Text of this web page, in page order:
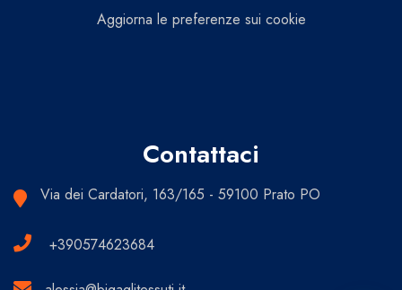
Aggiorna le preferenze sui cookie
Contattaci
Via dei Cardatori, 163/165 - 59100 Prato PO
+390574623684